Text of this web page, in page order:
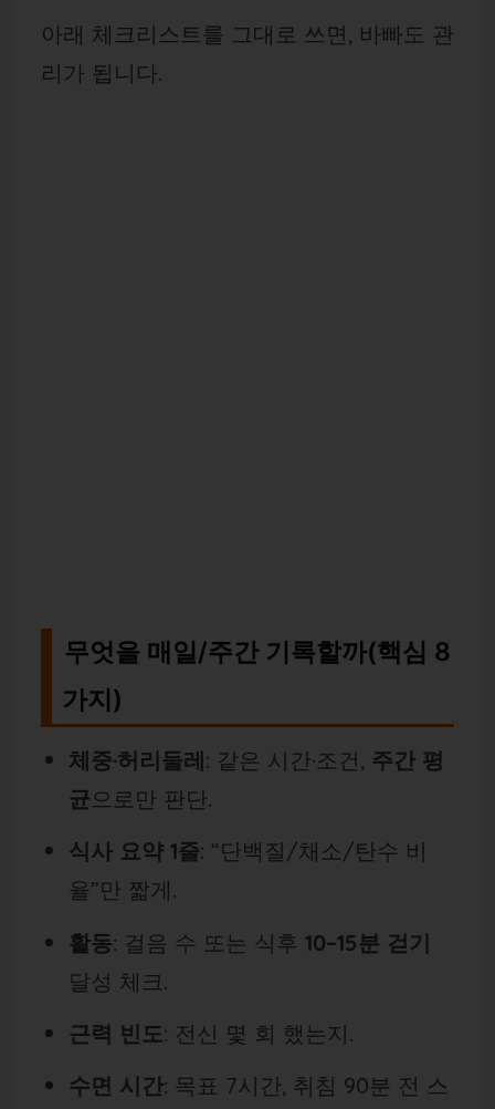
아래 체크리스트를 그대로 쓰면, 바빠도 관
리가 됩니다.
무엇을 매일/주간 기록할까(핵심 8
가지)
체중·허리둘레: 같은 시간·조건, 주간 평
균으로만 판단.
식사 요약 1줄: “단백질/채소/탄수 비
율”만 짧게.
활동: 걸음 수 또는 식후 10–15분 걷기
달성 체크.
근력 빈도: 전신 몇 회 했는지.
수면 시간: 목표 7시간, 취침 90분 전 스